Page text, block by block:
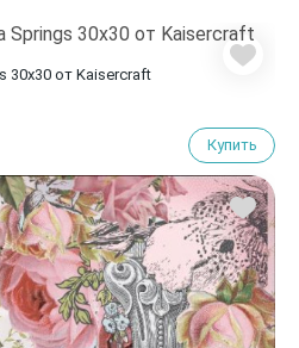
30х30 от Kaisercraft
Купить